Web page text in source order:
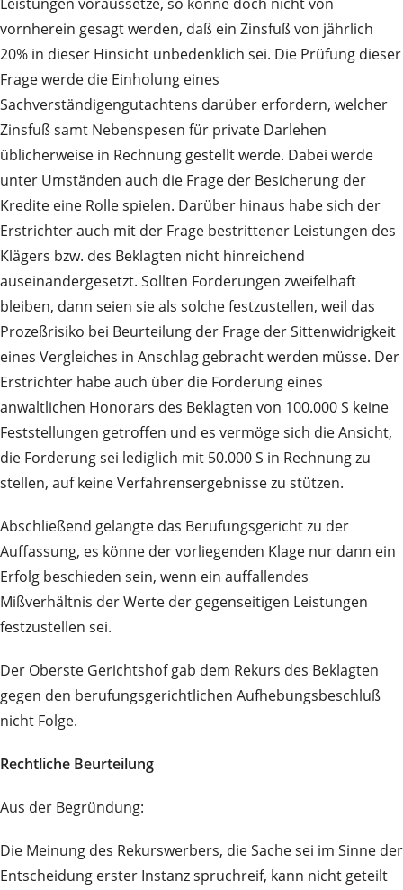
vornherein gesagt werden, daß ein Zinsfuß von jährlich
20% in dieser Hinsicht unbedenklich sei. Die Prüfung dieser
Frage werde die Einholung eines
Sachverständigengutachtens darüber erfordern, welcher
Zinsfuß samt Nebenspesen für private Darlehen
üblicherweise in Rechnung gestellt werde. Dabei werde
unter Umständen auch die Frage der Besicherung der
Kredite eine Rolle spielen. Darüber hinaus habe sich der
Erstrichter auch mit der Frage bestrittener Leistungen des
Klägers bzw. des Beklagten nicht hinreichend
auseinandergesetzt. Sollten Forderungen zweifelhaft
bleiben, dann seien sie als solche festzustellen, weil das
Prozeßrisiko bei Beurteilung der Frage der Sittenwidrigkeit
eines Vergleiches in Anschlag gebracht werden müsse. Der
Erstrichter habe auch über die Forderung eines
anwaltlichen Honorars des Beklagten von 100.000 S keine
Feststellungen getroffen und es vermöge sich die Ansicht,
die Forderung sei lediglich mit 50.000 S in Rechnung zu
stellen, auf keine Verfahrensergebnisse zu stützen.
Abschließend gelangte das Berufungsgericht zu der
Auffassung, es könne der vorliegenden Klage nur dann ein
Erfolg beschieden sein, wenn ein auffallendes
Mißverhältnis der Werte der gegenseitigen Leistungen
festzustellen sei.
Der Oberste Gerichtshof gab dem Rekurs des Beklagten
gegen den berufungsgerichtlichen Aufhebungsbeschluß
nicht Folge.
Rechtliche Beurteilung
Aus der Begründung:
Die Meinung des Rekurswerbers, die Sache sei im Sinne der
Entscheidung erster Instanz spruchreif, kann nicht geteilt